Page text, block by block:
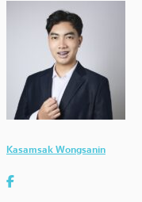
Kasamsak Wongsanin